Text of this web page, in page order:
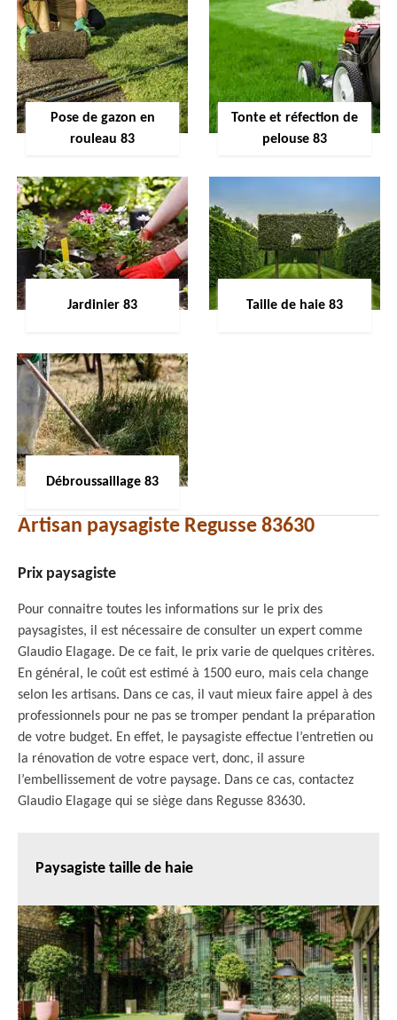
Pose de gazon en
rouleau 83
Tonte et réfection de
pelouse 83
Jardinier 83 Taille de haie 83
Débroussaillage 83
Artisan paysagiste Regusse 83630
Prix paysagiste
Pour connaitre toutes les informations sur le prix des
paysagistes, il est nécessaire de consulter un expert comme
Glaudio Elagage. De ce fait, le prix varie de quelques critères.
En général, le coût est estimé à 1500 euro, mais cela change
selon les artisans. Dans ce cas, il vaut mieux faire appel à des
professionnels pour ne pas se tromper pendant la préparation
de votre budget. En effet, le paysagiste effectue l’entretien ou
la rénovation de votre espace vert, donc, il assure
l’embellissement de votre paysage. Dans ce cas, contactez
Glaudio Elagage qui se siège dans Regusse 83630.
Paysagiste taille de haie